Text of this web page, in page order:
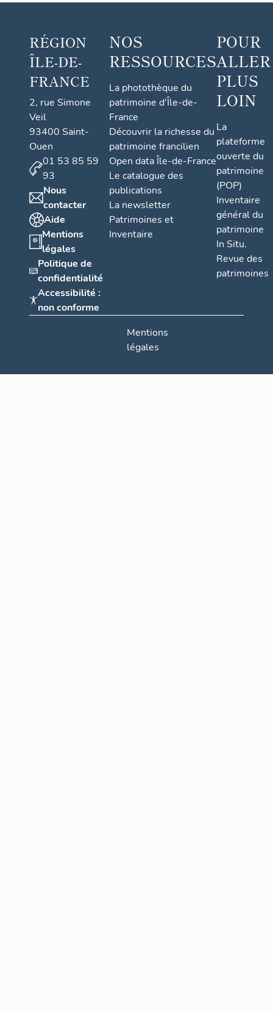
RÉGION
ÎLE-DE-
FRANCE
2, rue Simone
Veil
93400 Saint-
Ouen
01 53 85 59
93
Nous
contacter
Aide
Mentions
légales
Politique de
confidentialité
Accessibilité :
non conforme
NOS
RESSOURCES
La photothèque du
patrimoine d'Île-de-
France
Découvrir la richesse du
patrimoine francilien
Open data Île-de-France
Le catalogue des
publications
La newsletter
Patrimoines et
Inventaire
POUR
ALLER
PLUS
LOIN
La
plateforme
ouverte du
patrimoine
(POP)
Inventaire
général du
patrimoine
In Situ.
Revue des
patrimoines
Mentions
légales